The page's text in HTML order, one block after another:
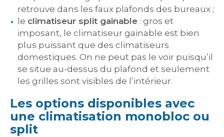
retrouve dans les faux plafonds des bureaux ;
le climatiseur split gainable : gros et
imposant, le climatiseur gainable est bien
plus puissant que des climatiseurs
domestiques. On ne peut pas le voir puisqu’il
se situe au-dessus du plafond et seulement
les grilles sont visibles de l’intérieur.
Les options disponibles avec
une climatisation monobloc ou
split